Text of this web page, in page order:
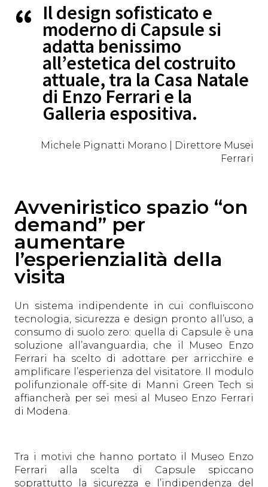
Il design sofisticato e
moderno di Capsule si
adatta benissimo
all’estetica del costruito
attuale, tra la Casa Natale
di Enzo Ferrari e la
Galleria espositiva.
Michele Pignatti Morano | Direttore Musei
Ferrari
Avveniristico spazio “on
demand” per
aumentare
l’esperienzialità della
visita
Un sistema indipendente in cui confluiscono
tecnologia, sicurezza e design pronto all’uso, a
consumo di suolo zero: quella di Capsule è una
soluzione all’avanguardia, che il Museo Enzo
Ferrari ha scelto di adottare per arricchire e
amplificare l’esperienza del visitatore. Il modulo
polifunzionale off-site di Manni Green Tech si
affiancherà per sei mesi al Museo Enzo Ferrari
di Modena.
Tra i motivi che hanno portato il Museo Enzo
Ferrari alla scelta di Capsule spiccano
soprattutto la sicurezza e l’indipendenza del